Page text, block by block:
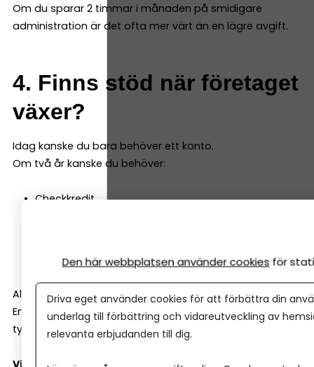
Om du sparar 2 timmar i månaden på smidigare
administration är det ofta mer värt än en lägre avgift.
4. Finns stöd när företaget
växer?
Idag kanske du bara behöver ett konto.
Om två år kanske du behöver:
Checkkredit
Rådgivning kring investeringar
Alla banker är inte lika företagsinriktade.
En del är starka på bolån och privatkunder. Andra har
tydligare fokus på småföretag.
Viktiga frågor att ställa:
Den här webbplatsen använder cookies för
Driva eget använder cookies för att förbättra din
underlag till förbättring och vidareutveckling av
relevanta erbjudanden till dig.